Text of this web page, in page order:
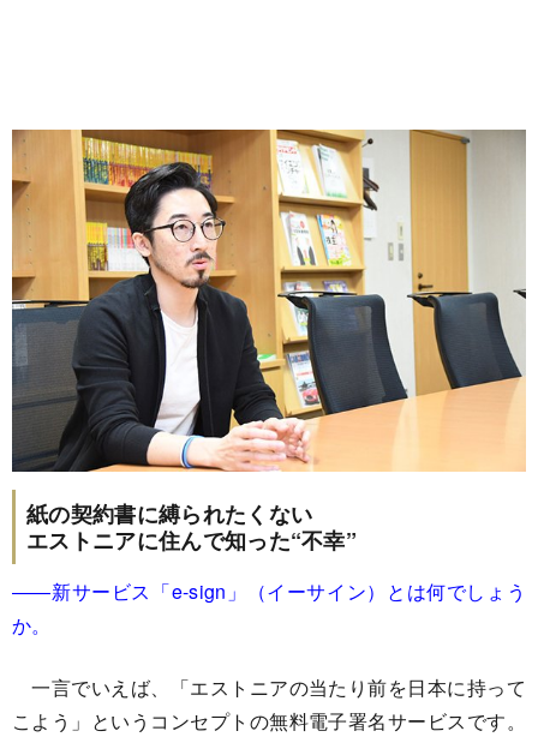
紙の契約書に縛られたくない
エストニアに住んで知った“不幸”
――新サービス「e-sign」（イーサイン）とは何でしょう
か。
一言でいえば、「エストニアの当たり前を日本に持って
こよう」というコンセプトの無料電子署名サービスです。